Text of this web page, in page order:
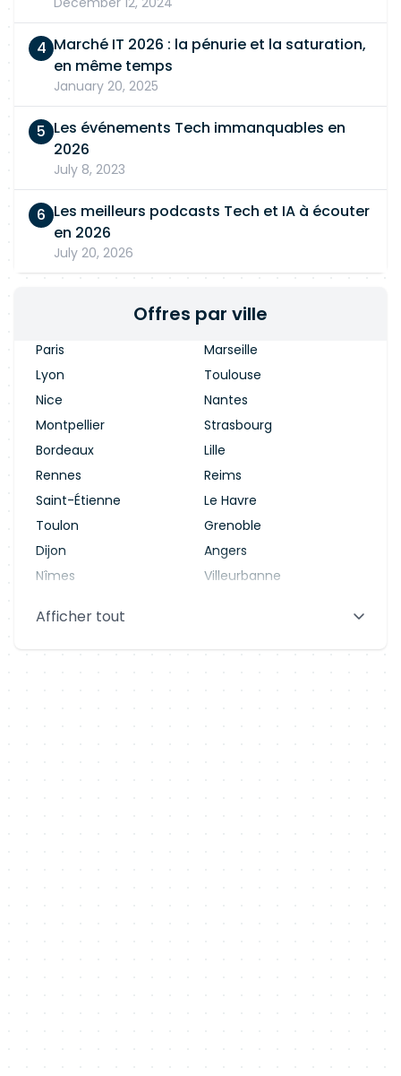
Marché IT 2026 : la pénurie et la saturation,
en même temps
January 20, 2025
Les événements Tech immanquables en
2026
July 8, 2023
Les meilleurs podcasts Tech et IA à écouter
en 2026
July 20, 2026
Offres par ville
Paris
Marseille
Lyon
Toulouse
Nice
Nantes
Montpellier
Strasbourg
Bordeaux
Lille
Rennes
Reims
Saint-Étienne
Le Havre
Toulon
Grenoble
Dijon
Angers
Nîmes
Villeurbanne
Aix-en-Provence
Afficher tout